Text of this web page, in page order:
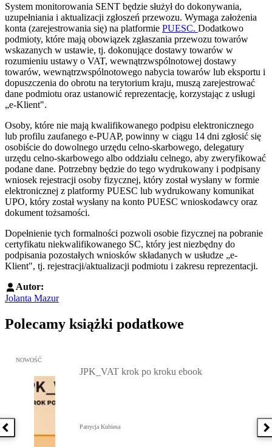
System monitorowania SENT będzie służył do dokonywania,
uzupełniania i aktualizacji zgłoszeń przewozu. Wymaga założenia
konta (zarejestrowania się) na platformie PUESC. Dodatkowo
podmioty, które mają obowiązek zgłaszania przewozu towarów
wskazanych w ustawie, tj. dokonujące dostawy towarów w
rozumieniu ustawy o VAT, wewnątrzwspólnotowej dostawy
towarów, wewnątrzwspólnotowego nabycia towarów lub eksportu i
dopuszczenia do obrotu na terytorium kraju, muszą zarejestrować
dane podmiotu oraz ustanowić reprezentację, korzystając z usługi
„e-Klient".
Osoby, które nie mają kwalifikowanego podpisu elektronicznego
lub profilu zaufanego e-PUAP, powinny w ciągu 14 dni zgłosić się
osobiście do dowolnego urzędu celno-skarbowego, delegatury
urzędu celno-skarbowego albo oddziału celnego, aby zweryfikować
podane dane. Potrzebny będzie do tego wydrukowany i podpisany
wniosek rejestracji osoby fizycznej, który został wysłany w formie
elektronicznej z platformy PUESC lub wydrukowany komunikat
UPO, który został wysłany na konto PUESC wnioskodawcy oraz
dokument tożsamości.
Dopełnienie tych formalności pozwoli osobie fizycznej na pobranie
certyfikatu niekwalifikowanego SC, który jest niezbędny do
podpisania pozostałych wniosków składanych w usłudze „e-
Klient", tj. rejestracji/aktualizacji podmiotu i zakresu reprezentacji.
Autor:
Jolanta Mazur
Polecamy książki podatkowe
Poprzednia książka
Przejdź do: JPK_VAT krok po kroku ebook, Patrycja Kubiesa -
NOWOŚĆ
JPK_VAT krok po kroku ebook
Patrycja Kubiesa